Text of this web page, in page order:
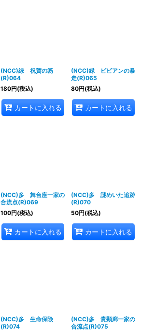
(NCC)緑 祝賀の笏
(R)064
180円(税込)
カートに入れる
(NCC)緑 ビビアンの暴
走(R)065
80円(税込)
カートに入れる
(NCC)多 舞台座一家の
合流点(R)069
100円(税込)
カートに入れる
(NCC)多 謎めいた追跡
(R)070
50円(税込)
カートに入れる
(NCC)多 生命保険
(R)074
(NCC)多 貴顕廊一家の
合流点(R)075